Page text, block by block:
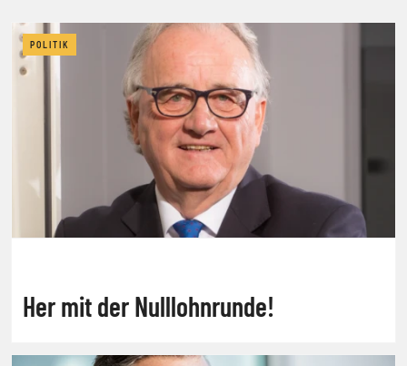
POLITIK
Her mit der Nulllohnrunde!